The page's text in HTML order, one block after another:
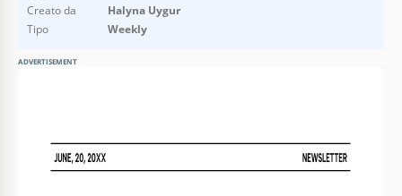
Creato da
Halyna Uygur
Tipo
Weekly
ADVERTISEMENT